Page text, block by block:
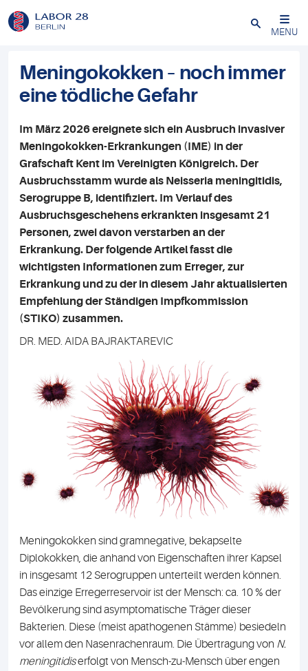
Schließen
MENU
Meningokokken – noch immer
eine tödliche Gefahr
Im März 2026 ereignete sich ein Ausbruch invasiver
Meningokokken-Erkrankungen (IME) in der
Grafschaft Kent im Vereinigten Königreich. Der
Ausbruchsstamm wurde als Neisseria meningitidis,
Serogruppe B, identifiziert. Im Verlauf des
Ausbruchsgeschehens erkrankten insgesamt 21
Personen, zwei davon verstarben an der
Erkrankung. Der folgende Artikel fasst die
wichtigsten Informationen zum Erreger, zur
Erkrankung und zu der in diesem Jahr aktualisierten
Empfehlung der Ständigen Impfkommission
(STIKO) zusammen.
DR. MED. AIDA BAJRAKTAREVIC
Meningokokken sind gramnegative, bekapselte
Diplokokken, die anhand von Eigenschaften ihrer Kapsel
in insgesamt 12 Serogruppen unterteilt werden können.
Das einzige Erregerreservoir ist der Mensch: ca. 10 % der
Bevölkerung sind asymptomatische Träger dieser
Bakterien. Diese (meist apathogenen Stämme) besiedeln
vor allem den Nasenrachenraum. Die Übertragung von N.
meningitidiserfolgt von Mensch-zu-Mensch über engen